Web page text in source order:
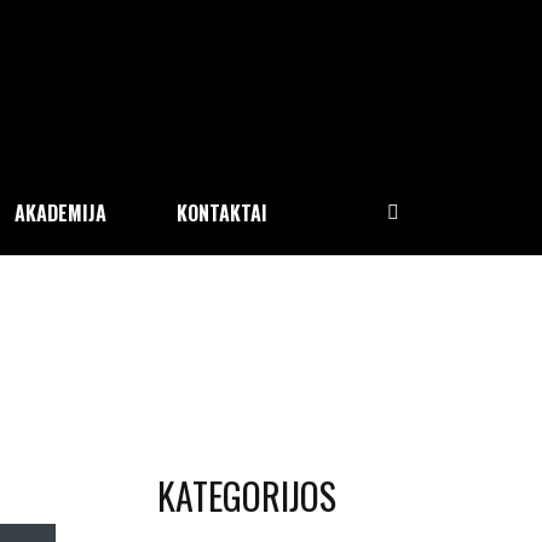
AKADEMIJA KONTAKTAI
KATEGORIJOS